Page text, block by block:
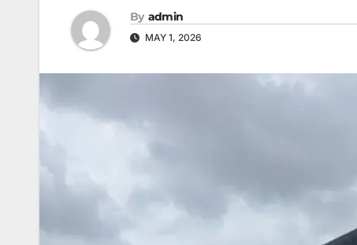
By admin
MAY 1, 2026